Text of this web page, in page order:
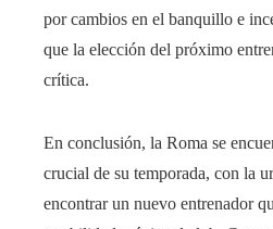
por cambios en el banquillo e
que la elección del próximo
crítica.
En conclusión, la Roma se
crucial de su temporada, con la
encontrar un nuevo entrenador